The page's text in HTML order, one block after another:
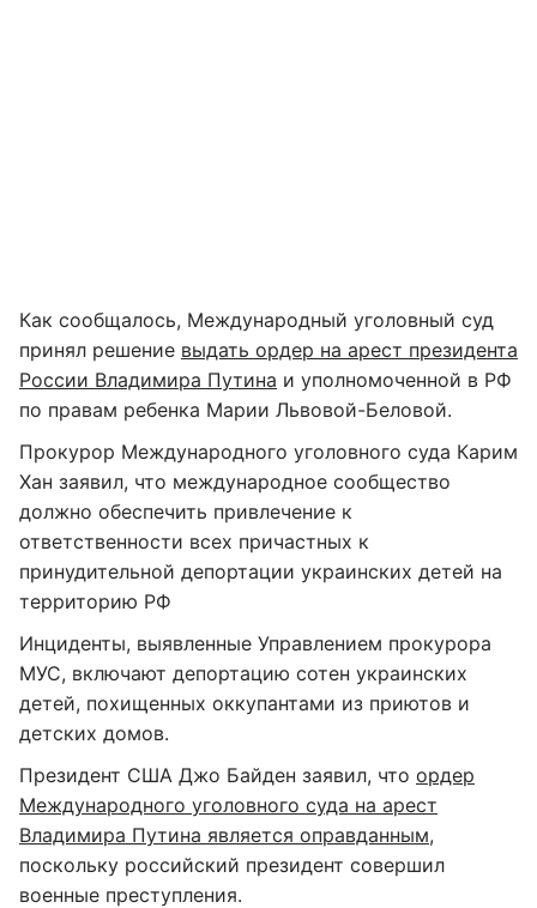
Как сообщалось, Международный уголовный суд
принял решение выдать ордер на арест президента
России Владимира Путина и уполномоченной в РФ
по правам ребенка Марии Львовой-Беловой.
Прокурор Международного уголовного суда Карим
Хан заявил, что международное сообщество
должно обеспечить привлечение к
ответственности всех причастных к
принудительной депортации украинских детей на
территорию РФ
Инциденты, выявленные Управлением прокурора
МУС, включают депортацию сотен украинских
детей, похищенных оккупантами из приютов и
детских домов.
Президент США Джо Байден заявил, что ордер
Международного уголовного суда на арест
Владимира Путина является оправданным,
поскольку российский президент совершил
военные преступления.